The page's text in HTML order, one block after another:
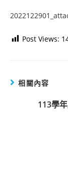
Post Views:
相關內容
113學